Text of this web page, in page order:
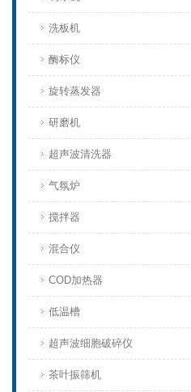
洗板机
酶标仪
旋转蒸发器
研磨机
超声波清洗器
气氛炉
搅拌器
混合仪
COD加热器
低温槽
超声波细胞破碎仪
茶叶振筛机